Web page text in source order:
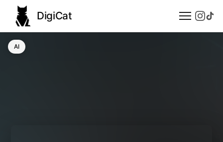
DigiCat
AI
AI